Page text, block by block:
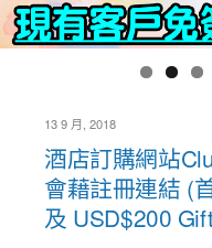
13 9 月, 2018
酒店訂購網站
會藉註冊連結 (
及 USD$200